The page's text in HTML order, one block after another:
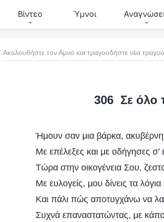
Βίντεο Ύμνοι
Ακολουθήστε τον Αμνό και τραγουδήστε νέα
306 Σε όλο
Ήμουν σαν μια βάρκα,
Με επέλεξες και με οδήγησες σ’
Τώρα στην οικογένεια Σου,
Με ευλογείς, μου δίνεις τα
Και πάλι πώς αποτυγχάνω να
Συχνά επαναστατώντας, με